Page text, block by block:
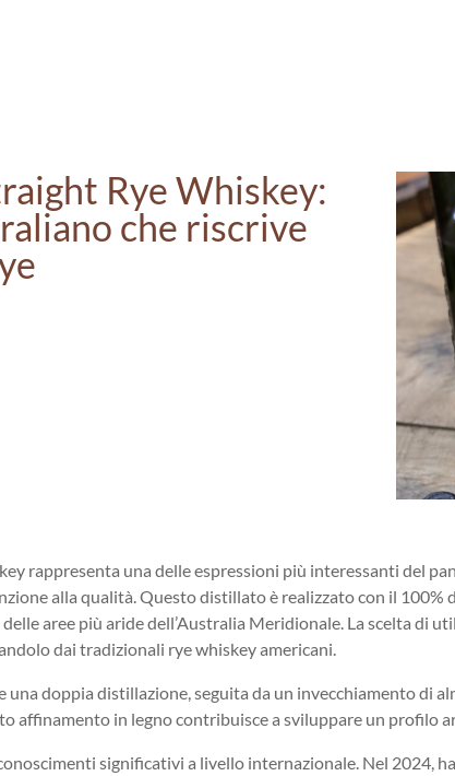
Rye Whiskey:
che riscrive
rappresenta una delle espressioni più interessanti del
alla qualità. Questo distillato è realizzato con il
aree più aride dell’Australia Meridionale. La scelta di
dai tradizionali rye whiskey americani.
doppia distillazione, seguita da un invecchiamento di
affinamento in legno contribuisce a sviluppare un profilo
significativi a livello internazionale. Nel 2024,